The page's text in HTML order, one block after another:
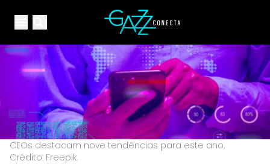
Open main menuYour Company
CEOs destacam nove tendências para este ano.
Crédito: Freepik.